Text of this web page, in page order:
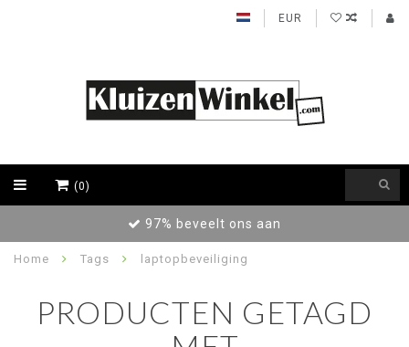
EUR
(0)
97% beveelt ons aan
Home Tags laptopbeveiliging
PRODUCTEN GETAGD